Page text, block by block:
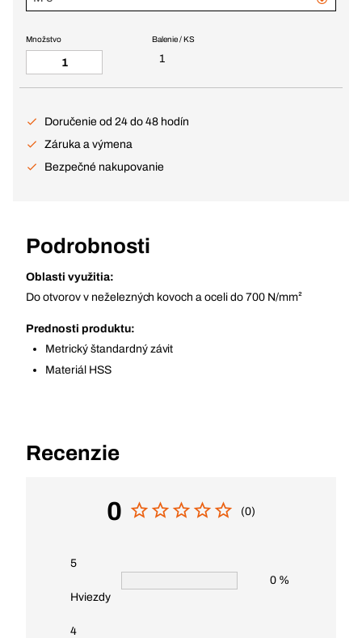
Balenie / KS
1
Množstvo
Doručenie od 24 do 48 hodín
Záruka a výmena
Bezpečné nakupovanie
Podrobnosti
Oblasti využitia:
Do otvorov v neželezných kovoch a oceli do 700 N/mm²
Prednosti produktu:
Metrický štandardný závit
Materiál HSS
Recenzie
0 (0)
5
Hviezdy
0 %
4